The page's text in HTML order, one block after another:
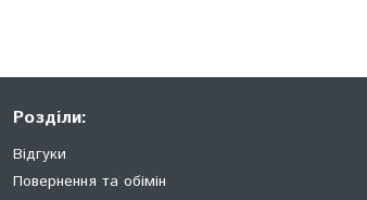
Розділи:
Відгуки
Повернення та обімін